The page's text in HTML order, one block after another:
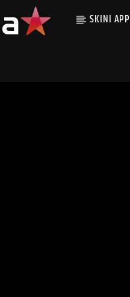
SKINI APP